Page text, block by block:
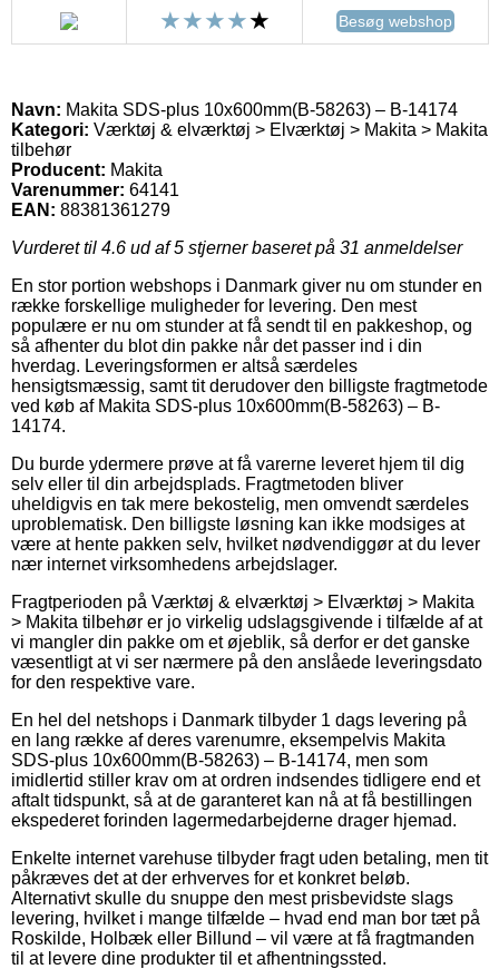
Besøg webshop
Navn: Makita SDS-plus 10x600mm(B-58263) – B-14174
Kategori: Værktøj & elværktøj > Elværktøj > Makita > Makita
tilbehør
Producent: Makita
Varenummer: 64141
EAN: 88381361279
Vurderet til 4.6 ud af 5 stjerner baseret på 31 anmeldelser
En stor portion webshops i Danmark giver nu om stunder en
række forskellige muligheder for levering. Den mest
populære er nu om stunder at få sendt til en pakkeshop, og
så afhenter du blot din pakke når det passer ind i din
hverdag. Leveringsformen er altså særdeles
hensigtsmæssig, samt tit derudover den billigste fragtmetode
ved køb af Makita SDS-plus 10x600mm(B-58263) – B-
14174.
Du burde ydermere prøve at få varerne leveret hjem til dig
selv eller til din arbejdsplads. Fragtmetoden bliver
uheldigvis en tak mere bekostelig, men omvendt særdeles
uproblematisk. Den billigste løsning kan ikke modsiges at
være at hente pakken selv, hvilket nødvendiggør at du lever
nær internet virksomhedens arbejdslager.
Fragtperioden på Værktøj & elværktøj > Elværktøj > Makita
> Makita tilbehør er jo virkelig udslagsgivende i tilfælde af at
vi mangler din pakke om et øjeblik, så derfor er det ganske
væsentligt at vi ser nærmere på den anslåede leveringsdato
for den respektive vare.
En hel del netshops i Danmark tilbyder 1 dags levering på
en lang række af deres varenumre, eksempelvis Makita
SDS-plus 10x600mm(B-58263) – B-14174, men som
imidlertid stiller krav om at ordren indsendes tidligere end et
aftalt tidspunkt, så at de garanteret kan nå at få bestillingen
ekspederet forinden lagermedarbejderne drager hjemad.
Enkelte internet varehuse tilbyder fragt uden betaling, men tit
påkræves det at der erhverves for et konkret beløb.
Alternativt skulle du snuppe den mest prisbevidste slags
levering, hvilket i mange tilfælde – hvad end man bor tæt på
Roskilde, Holbæk eller Billund – vil være at få fragtmanden
til at levere dine produkter til et afhentningssted.